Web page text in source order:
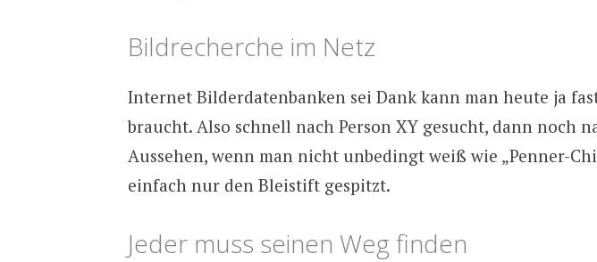
Bildrecherche im Netz
Internet Bilderdatenbanken sei Dank kann man heute ja
braucht. Also schnell nach Person XY gesucht, dann noch
Aussehen, wenn man nicht unbedingt weiß wie „Penner-
einfach nur den Bleistift gespitzt.
Jeder muss seinen Weg finden